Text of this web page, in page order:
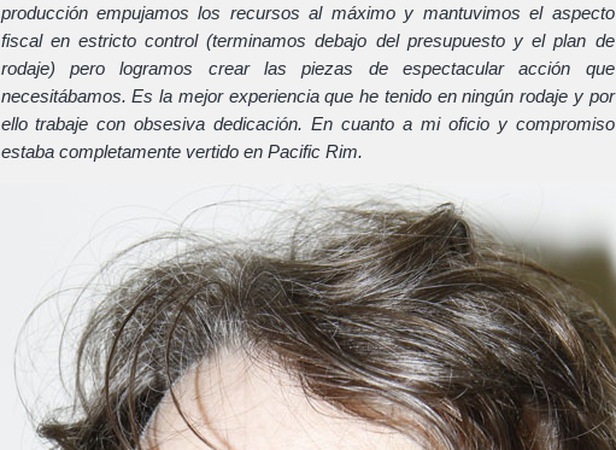
producción empujamos los recursos al máximo y mantuvimos el aspecto
fiscal en estricto control (terminamos debajo del presupuesto y el plan de
rodaje) pero logramos crear las piezas de espectacular acción que
necesitábamos. Es la mejor experiencia que he tenido en ningún rodaje y por
ello trabaje con obsesiva dedicación. En cuanto a mi oficio y compromiso
estaba completamente vertido en Pacific Rim.